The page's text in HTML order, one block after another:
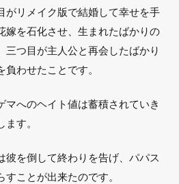
がリメイク版で結婚して幸せを手
嫁を石化させ、生まれたばかりの
三つ目が主人公と再会したばかり
わせたことです。
マへのヘイト値は蓄積されていき
す。
彼を倒して終わりを告げ、パパス
ことが出来たのです。